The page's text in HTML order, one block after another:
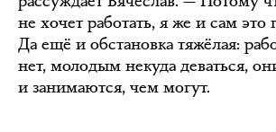
не хочет работать, я же и сам это
Да ещё и обстановка тяжёлая:
нет, молодым некуда деваться,
и занимаются, чем могут.